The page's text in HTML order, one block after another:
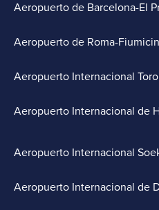
Aeropuerto de Barcelona-El
Aeropuerto de Roma-
Aeropuerto Internacional
Aeropuerto Internacional de
Aeropuerto Internacional
Aeropuerto Internacional de